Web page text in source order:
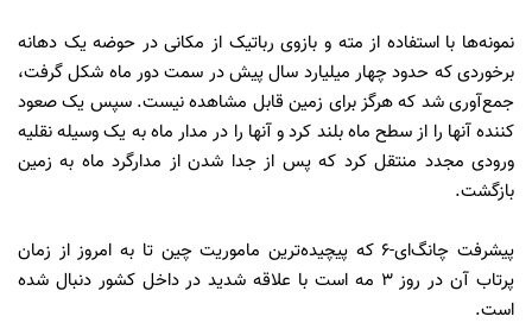
نمونه‌ها با استفاده از مته و بازوی رباتیک از مکانی در حوضه یک دهانه
برخوردی که حدود چهار میلیارد سال پیش در سمت دور ماه شکل گرفت،
جمع‌آوری شد که هرگز برای زمین قابل مشاهده نیست. سپس یک صعود
کننده آنها را از سطح ماه بلند کرد و آنها را در مدار ماه به یک وسیله نقلیه
ورودی مجدد منتقل کرد که پس از جدا شدن از مدارگرد ماه به زمین
بازگشت.
پیشرفت چانگ‌ای-۶ که پیچیده‌ترین ماموریت چین تا به امروز از زمان
پرتاب آن در روز ۳ مه است با علاقه شدید در داخل کشور دنبال شده
است.